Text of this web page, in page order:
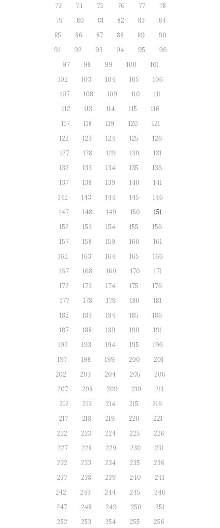
73
74 75 76 77
78
79
80 81 82 83
84
85
86 87 88 89
90
91
92 93 94 95
96
97
98 99 100
101
102
103 104 105
106
107
108 109 110
111
112
113 114 115
116
117
118 119 120
121
122
123 124 125
126
127
128 129 130
131
132
133 134 135
136
137
138 139 140
141
142
143 144 145
146
147
148 149 150
151
152
153 154 155
156
157
158 159 160
161
162
163 164 165
166
167
168 169 170
171
172
173 174 175
176
177
178 179 180
181
182
183 184 185
186
187
188 189 190
191
192
193 194 195
196
197
198 199 200
201
202
203 204 205
206
207
208 209 210
211
212
213 214 215
216
217
218 219 220
221
222
223 224 225
226
227
228 229 230
231
232
233 234 235
236
237
238 239 240
241
242
243 244 245
246
247
248 249 250
251
252
253 254 255
256